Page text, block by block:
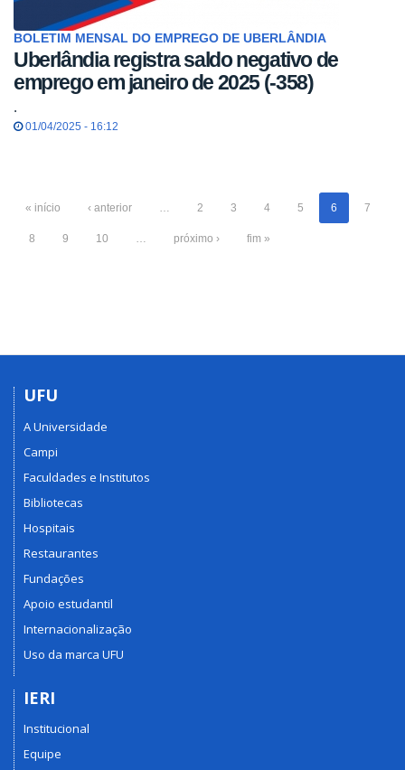
BOLETIM MENSAL DO EMPREGO DE UBERLÂNDIA
Uberlândia registra saldo negativo de
emprego em janeiro de 2025 (-358)
.
01/04/2025 - 16:12
« início ‹ anterior … 2 3 4 5 6 7
8 9 10 … próximo › fim »
UFU
A Universidade
Campi
Faculdades e Institutos
Bibliotecas
Hospitais
Restaurantes
Fundações
Apoio estudantil
Internacionalização
Uso da marca UFU
IERI
Institucional
Equipe